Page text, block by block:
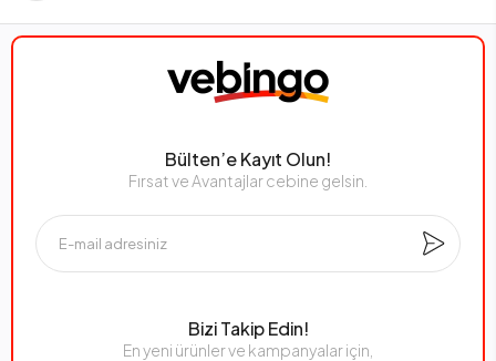
Bülten’e Kayıt Olun!
Fırsat ve Avantajlar cebine gelsin.
Bizi Takip Edin!
En yeni ürünler ve kampanyalar için,